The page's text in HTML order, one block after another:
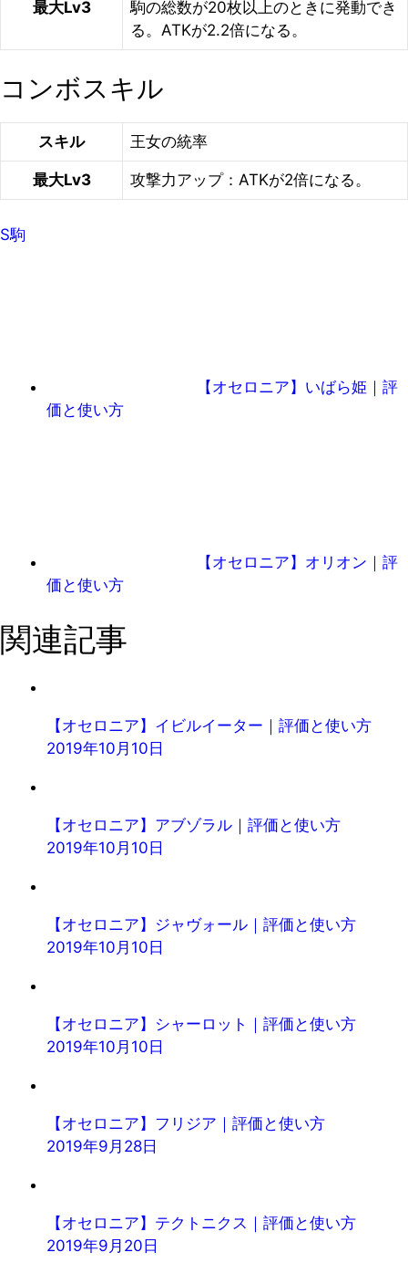
最大Lv3
駒の総数が20枚以上のときに発動でき
る。ATKが2.2倍になる。
コンボスキル
スキル 王女の統率
最大Lv3 攻撃力アップ：ATKが2倍になる。
S駒
【オセロニア】いばら姫｜評
価と使い方
【オセロニア】オリオン｜評
価と使い方
関連記事
【オセロニア】イビルイーター｜評価と使い方
2019年10月10日
【オセロニア】アブゾラル｜評価と使い方
2019年10月10日
【オセロニア】ジャヴォール｜評価と使い方
2019年10月10日
【オセロニア】シャーロット｜評価と使い方
2019年10月10日
【オセロニア】フリジア｜評価と使い方
2019年9月28日
【オセロニア】テクトニクス｜評価と使い方
2019年9月20日